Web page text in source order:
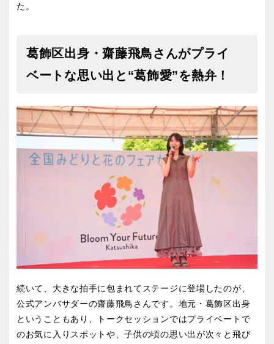
鹿児島 沖縄
特徴で探す
た。
葛飾区出身・齋藤飛鳥さんがプライ
ベートな思い出と“葛飾愛”を熱弁！
続いて、大きな拍手に包まれてステージに登場したのが、
公式アンバサダーの齋藤飛鳥さんです。地元・葛飾区出身
ということもあり、トークセッションではプライベートで
のお気に入りスポットや、子供の頃の思い出が次々と飛び